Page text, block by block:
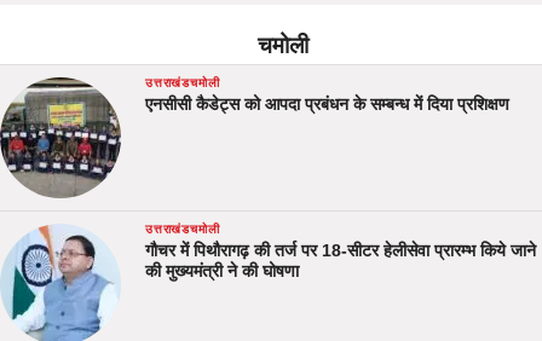
चमोली
उत्तराखंडचमोली
एनसीसी कैडेट्स को आपदा प्रबंधन के सम्बन्ध में दिया प्रशिक्षण
उत्तराखंडचमोली
गौचर में पिथौरागढ़ की तर्ज पर 18-सीटर हेलीसेवा प्रारम्भ किये जाने
की मुख्यमंत्री ने की घोषणा